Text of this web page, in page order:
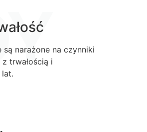
narażone na czynniki
trwałością i
lat.